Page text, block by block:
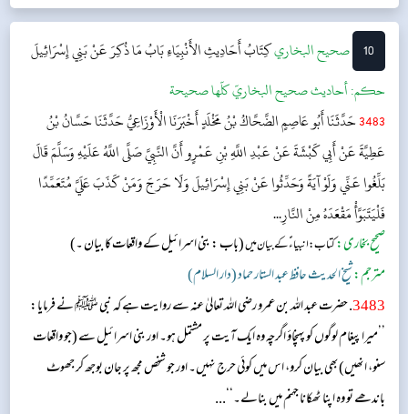
10 ‌‌صحيح البخاريكِتَابُ أَحَادِيثِ الأَنْبِيَاءِبَابُ مَا ذُكِرَ عَنْ بَنِي إِسْرَائِيلَ
حکم:أحاديث صحيح البخاريّ كلّها صحيحة
3483حَدَّثَنَا أَبُو عَاصِمٍ الضَّحَّاكُ بْنُ مَخْلَدٍ أَخْبَرَنَا الْأَوْزَاعِيُّ حَدَّثَنَا حَسَّانُ بْنُ
عَطِيَّةَ عَنْ أَبِي كَبْشَةَ عَنْ عَبْدِ اللَّهِ بْنِ عَمْرٍو أَنَّ النَّبِيَّ صَلَّى اللَّهُ عَلَيْهِ وَسَلَّمَ قَالَ
بَلِّغُوا عَنِّي وَلَوْ آيَةً وَحَدِّثُوا عَنْ بَنِي إِسْرَائِيلَ وَلَا حَرَجَ وَمَنْ كَذَبَ عَلَيَّ مُتَعَمِّدًا
فَلْيَتَبَوَّأْ مَقْعَدَهُ مِنْ النَّارِ...
صحیح بخاری:کتاب: انبیاء ؑ کے بیان میں(باب : بنی اسرائیل کے واقعات کا بیان ۔)
مترجم:شیخ الحدیث حافظ عبد الستار حماد (دار السلام)
3483. حضرت عبد اللہ بن عمرو رضی اللہ تعالیٰ عنہ سے روایت ہے کہ نبی ﷺ نے فرمایا:
’’میرا پیغام لوگوں کو پہنچاؤ اگرچہ وہ ایک آیت پر مشتمل ہو۔ اور بنی اسرائیل سے (جو واقعات
سنو، انھیں)بھی بیان کرو، اس میں کوئی حرج نہیں۔ اور جو شخص مجھ پر جان بوجھ کر جھوٹ
باندھے تو وہ اپنا ٹھکانا جہنم میں بنالے۔‘‘...